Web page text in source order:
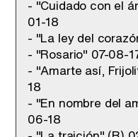
- "Cuidado con el
01-18
- "La ley del
- "Rosario" 07-08-
- "Amarte así,
18
- "En nombre del
06-18